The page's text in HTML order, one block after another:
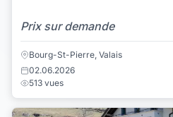
Prix sur demande
Bourg-St-Pierre, Valais
02.06.2026
513 vues